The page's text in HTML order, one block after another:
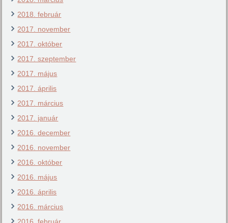
2018. február
2017. november
2017. október
2017. szeptember
2017. május
2017. április
2017. március
2017. január
2016. december
2016. november
2016. október
2016. május
2016. április
2016. március